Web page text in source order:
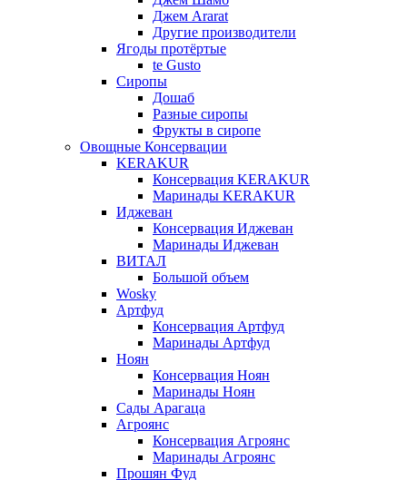
Джем Ararat
Другие производители
Ягоды протёртые
te Gusto
Сиропы
Дошаб
Разные сиропы
Фрукты в сиропе
Овощные Консервации
KERAKUR
Консервация KERAKUR
Маринады KERAKUR
Иджеван
Консервация Иджеван
Маринады Иджеван
ВИТАЛ
Большой объем
Wosky
Артфуд
Консервация Артфуд
Маринады Артфуд
Ноян
Консервация Ноян
Маринады Ноян
Сады Арагаца
Агроянс
Консервация Агроянс
Маринады Агроянс
Прошян Фуд